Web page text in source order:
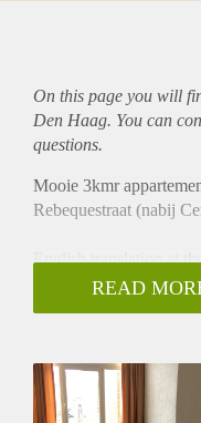
On this page you will
Den Haag. You can
questions.
Mooie 3kmr
Rebequestraat (nabij
English translation at
Wij zijn op zoek naar
NIET voor korte
huurperiode: 1 jaar
READ